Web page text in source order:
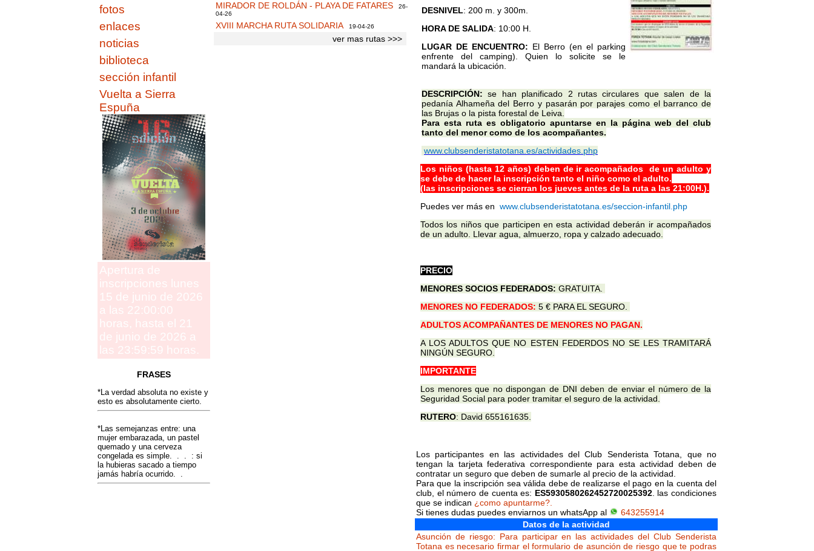
fotos
enlaces
noticias
biblioteca
sección infantil
Vuelta a Sierra
Espuña
Apertura de
inscripciones lunes
15 de junio de 2026
a las 22:00:00
horas, hasta el 21
de junio de 2026 a
las 23:59:59 horas.
FRASES
*La verdad absoluta no existe y
esto es absolutamente cierto.
*Las semejanzas entre: una
mujer embarazada, un pastel
quemado y una cerveza
congelada es simple. . . : si
la hubieras sacado a tiempo
jamás habría ocurrido. .
MIRADOR DE ROLDÁN - PLAYA DE FATARES 26-
04-26
XVIII MARCHA RUTA SOLIDARIA 19-04-26
ver mas rutas >>>
DESNIVEL: 200 m. y 300m.
HORA DE SALIDA: 10:00 H.
LUGAR DE ENCUENTRO: El Berro (en el parking
enfrente del camping). Quien lo solicite se le
mandará la ubicación.
DESCRIPCIÓN: se han planificado 2 rutas circulares que salen de la
pedanía Alhameña del Berro y pasarán por parajes como el barranco de
las Brujas o la pista forestal de Leiva.
Para esta ruta es obligatorio apuntarse en la página web del club
tanto del menor como de los acompañantes.
www.clubsenderistatotana.es/actividades.php
Los niños (hasta 12 años) deben de ir acompañados de un adulto y
se debe de hacer la inscripción tanto el niño como el adulto.
(las inscripciones se cierran los jueves antes de la ruta a las 21:00H.).
Puedes ver más en www.clubsenderistatotana.es/seccion-infantil.php
Todos los niños que participen en esta actividad deberán ir acompañados
de un adulto. Llevar agua, almuerzo, ropa y calzado adecuado.
PRECIO
MENORES SOCIOS FEDERADOS: GRATUITA.
MENORES NO FEDERADOS: 5 € PARA EL SEGURO.
ADULTOS ACOMPAÑANTES DE MENORES NO PAGAN.
A LOS ADULTOS QUE NO ESTEN FEDERDOS NO SE LES TRAMITARÁ
NINGÚN SEGURO.
IMPORTANTE
Los menores que no dispongan de DNI deben de enviar el número de la
Seguridad Social para poder tramitar el seguro de la actividad.
RUTERO: David 655161635.
Los participantes en las actividades del Club Senderista Totana, que no
tengan la tarjeta federativa correspondiente para esta actividad deben de
contratar un seguro que deben de sumarle al precio de la actividad.
Para que la inscripción sea válida debe de realizarse el pago en la cuenta del
club, el número de cuenta es: ES5930580262452720025392. las condiciones
que se indican ¿como apuntarme?.
Si tienes dudas puedes enviarnos un whatsApp al
643255914
Datos de la actividad
Asunción de riesgo: Para participar en las actividades del Club Senderista
Totana es necesario firmar el formulario de asunción de riesgo que te podras